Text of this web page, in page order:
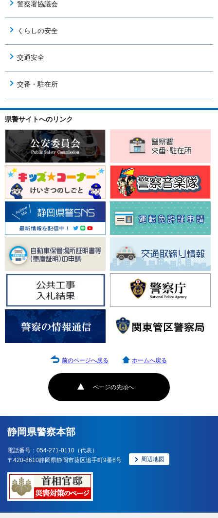
警察署協議会
くらしの安全
交通安全
交番・駐在所
県警サイトへのリンク
ページの先頭へ
前のページへ戻る ホームへ戻る
静岡県警察本部
電話番号：054-271-0110（代表）
〒420-8610静岡県静岡市葵区追手町9番6号
周辺地図